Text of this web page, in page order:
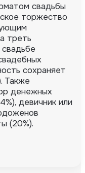
свадьбы
торжество
треть
сохраняет
Также
денежных
девичник или
(20%).